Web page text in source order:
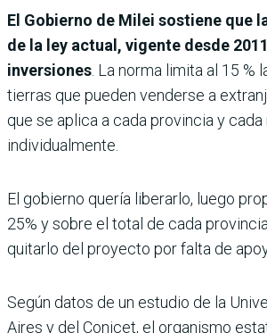
El Gobierno de Milei sostiene que
de la ley actual, vigente desde
inversiones . La norma limita al 15 %
tierras que pueden venderse a
que se aplica a cada provincia y
individualmente.
El gobierno quería liberarlo, luego
25% y sobre el total de cada
quitarlo del proyecto por falta de
Según datos de un estudio de la
Aires y del Conicet, el organismo